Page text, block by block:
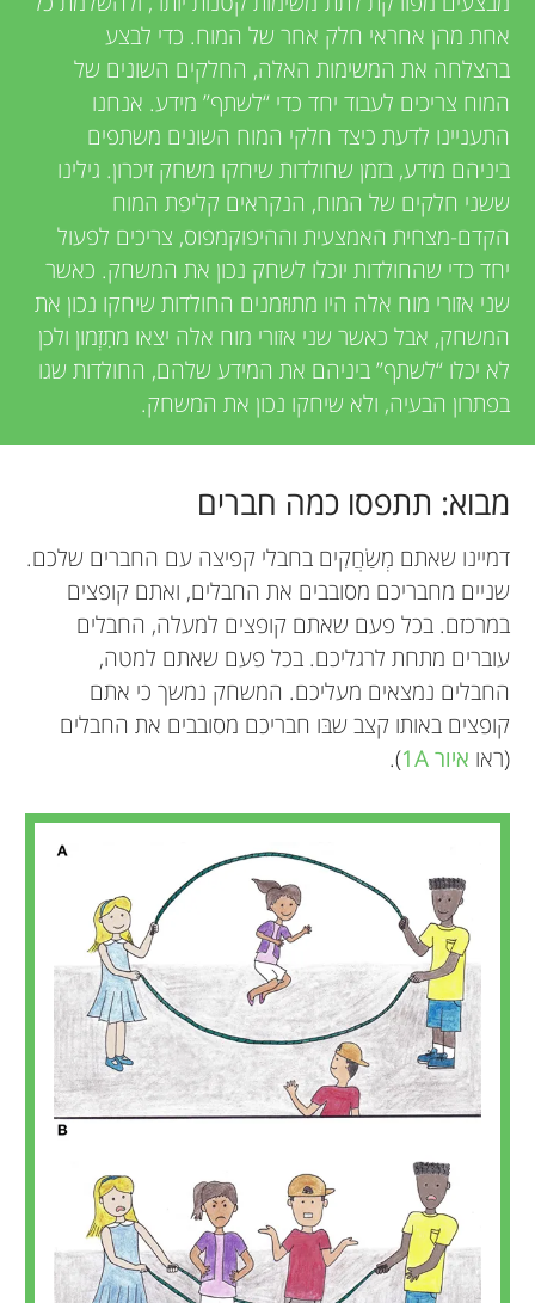
n
g
M
n
d
s
e
w
e
r
s
אחת מהן אחראי חלק אחר של המוח. כדי לבצע
בהצלחה את המשימות האלה, החלקים השונים של
המוח צריכים לעבוד יחד כדי “לשתף” מידע. אנחנו
התעניינו לדעת כיצד חלקי המוח השונים משתפים
ביניהם מידע, בזמן שחולדות שיחקו משחק זיכרון. גילינו
ששני חלקים של המוח, הנקראים קליפת המוח
הקדם-מצחית האמצעית וההיפוקמפוס, צריכים לפעול
יחד כדי שהחולדות יוכלו לשחק נכון את המשחק. כאשר
שני אזורי מוח אלה היו מתוּזמנים החולדות שיחקו נכון את
המשחק, אבל כאשר שני אזורי מוח אלה יצאו מתִזְמון ולכן
לא יכלו “לשתף” ביניהם את המידע שלהם, החולדות שגו
בפתרון הבעיה, ולא שיחקו נכון את המשחק.
מבוא: תתפסו כמה חברים
דמיינו שאתם מְשַׂחֲקִים בחבלי קפיצה עם החברים שלכם.
שניים מחבריכם מסובבים את החבלים, ואתם קופצים
במרכזם. בכל פעם שאתם קופצים למעלה, החבלים
עוברים מתחת לרגליכם. בכל פעם שאתם למטה,
החבלים נמצאים מעליכם. המשחק נמשך כי אתם
קופצים באותו קצב שבּו חבריכם מסובבים את החבלים
(ראו איור 1A ).